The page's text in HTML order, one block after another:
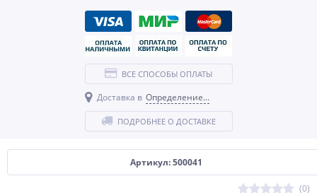
Артикул: 500041
(0)
ВСЕ СПОСОБЫ ОПЛАТЫ
Доставка в Определение...
ПОДРОБНЕЕ О ДОСТАВКЕ